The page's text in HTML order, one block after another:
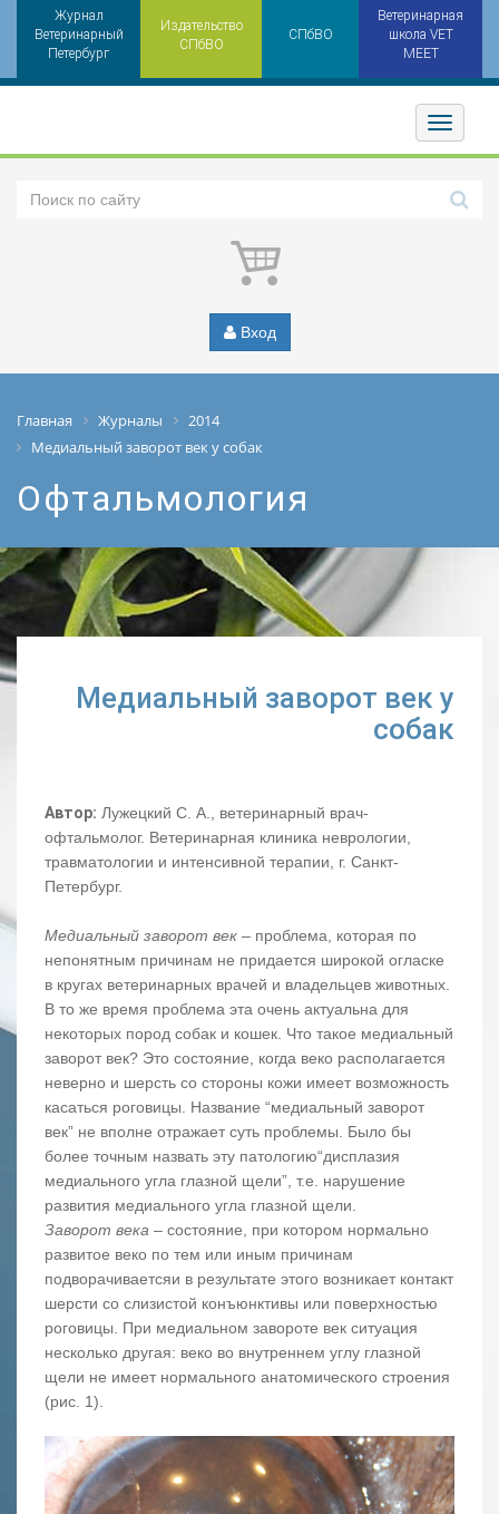
Журнал
Ветеринарный
Петербург
Издательство
СПбВО
СПбВО
Ветеринарная
школа VET
MEET
Toggler
Вход
Главная Журналы
2014
Медиальный заворот век у собак
Офтальмология
Медиальный заворот век у
собак
Автор: Лужецкий С. А., ветеринарный врач-
офтальмолог. Ветеринарная клиника неврологии,
травматологии и интенсивной терапии, г. Санкт-
Петербург.
Медиальный заворот век – проблема, которая по
непонятным причинам не придается широкой огласке
в кругах ветеринарных врачей и владельцев животных.
В то же время проблема эта очень актуальна для
некоторых пород собак и кошек. Что такое медиальный
заворот век? Это состояние, когда веко располагается
неверно и шерсть со стороны кожи имеет возможность
касаться роговицы. Название “медиальный заворот
век” не вполне отражает суть проблемы. Было бы
более точным назвать эту патологию“дисплазия
медиального угла глазной щели”, т.е. нарушение
развития медиального угла глазной щели.
Заворот века – состояние, при котором нормально
развитое веко по тем или иным причинам
подворачиваетсяи в результате этого возникает контакт
шерсти со слизистой конъюнктивы или поверхностью
роговицы. При медиальном завороте век ситуация
несколько другая: веко во внутреннем углу глазной
щели не имеет нормального анатомического строения
(рис. 1).